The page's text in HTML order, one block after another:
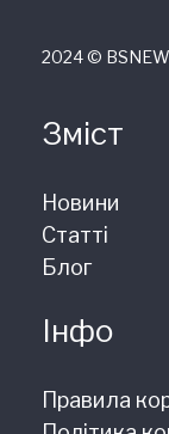
2024 ©
Зміст
Новини
Статті
Блог
Інфо
Правила